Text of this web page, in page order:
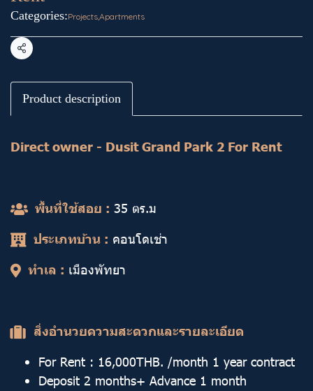
Categories:Projects,Apartments
Share
Product description
Direct owner - Dusit Grand Park 2 For Rent
พื้นที่ใช้สอย : 35 ตร.ม
ประเภทบ้าน : คอนโดเช่า
ทำเล : เมืองพัทยา
สิ่งอำนวยความสะดวกและรายละเอียด
For Rent : 16,000THB. /month 1 year contract
Deposit 2 months+ Advance 1 month